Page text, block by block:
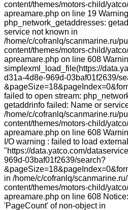
content/themes/motors-child/
apreamare.php on line 19
php_network_getaddresses:
service not known in
/home/c/cofranlq/scanmarine.ru/
content/themes/motors-child/
apreamare.php on line 608
simplexml_load_file(https://
d31a-4d8e-969d-03baf01f2639/
failed to open stream:
getaddrinfo failed: Name or
/home/c/cofranlq/scanmarine.ru/
content/themes/motors-child/
apreamare.php on line 608
I/O warning : failed to load
"https://data.yatco.com/
969d-03baf01f2639/search?
in /home/c/cofranlq/
content/themes/motors-child/
apreamare.php on line 608
'PageCount' of non-object in